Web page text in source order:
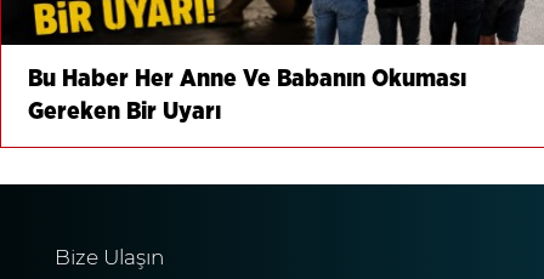
Bu Haber Her Anne Ve Babanın Okuması
Gereken Bir Uyarı
Bize Ulaşın